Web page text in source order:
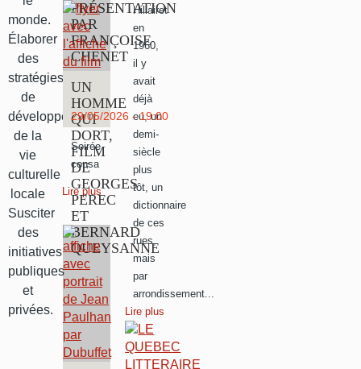
monde.
Élaborer
des
stratégies
de
développement
de la
vie
culturelle
locale
Susciter
des
initiatives
publiques
et
privées.
PRÉSENTATION
PAR
FRANÇOISE
CHENET
UN
HOMME
QUI
DORT,
FILM
DE
GEORGES
PEREC
ET
BERNARD
QUEYSANNE
29/05/2026 - 19:00
Soirée
consa
Lire plus
Hillairet
en
1960,
il y
avait
déjà
eu, un
demi-
siècle
plus
tôt, un
dictionnaire
de ces
rues,
mais
par
arrondissement...
Lire plus